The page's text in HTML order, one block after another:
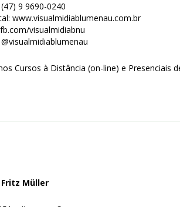
9 9690-0240
www.visualmidiablumenau.com.br
visualmidiabnu
Cursos à Distância (on-line) e Presenciais
Fritz Müller